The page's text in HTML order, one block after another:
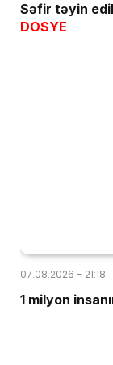
Səfir təyin
DOSYE
07.08.2026 - 21:18
1 milyon